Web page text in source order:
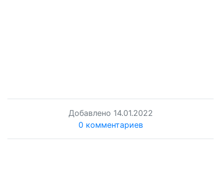
Добавлено 14.01.2022
0 комментариев